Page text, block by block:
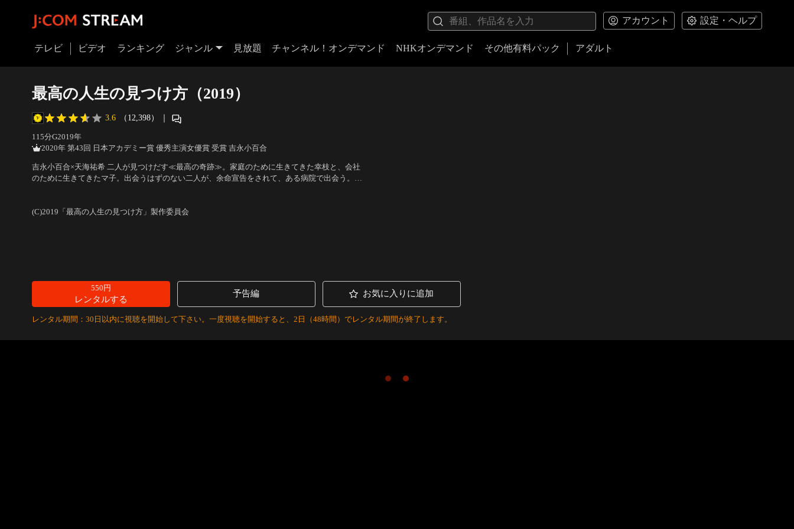
アカウント 設定・ヘルプ
テレビ ビデオ ランキング ジャンル 見放題 チャンネル！オンデマンド NHKオンデマンド その他有料パック アダルト
最高の人生の見つけ方（2019）
3.6 （12,398） ｜
115分G2019年
2020年 第43回 日本アカデミー賞 優秀主演女優賞 受賞 吉永小百合
吉永小百合×天海祐希 二人が見つけだす≪最高の奇跡≫。家庭のために生きてきた幸枝と、会社
のために生きてきたマ子。出会うはずのない二人が、余命宣告をされて、ある病院で出会う。主
(C)2019「最高の人生の見つけ方」製作委員会
550円
レンタルする
予告編 お気に入りに追加
レンタル期間：30日以内に視聴を開始して下さい。一度視聴を開始すると、2日（48時間）でレンタル期間が終了します。